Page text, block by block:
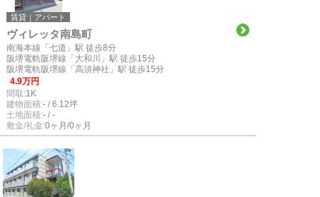
賃貸｜アパート
ヴィレッタ南島町
南海本線「七道」駅 徒歩8分
阪堺電軌阪堺線「大和川」駅 徒歩15分
阪堺電軌阪堺線「高須神社」駅 徒歩15分
4.9万円
間取:1K
建物面積:- / 6.12坪
土地面積:- / -
敷金/礼金:0ヶ月/0ヶ月